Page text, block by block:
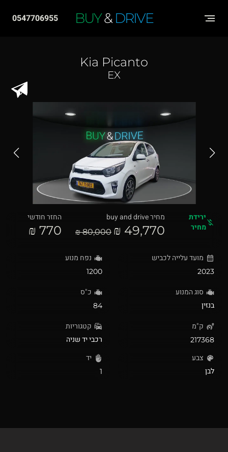
לִנְגִישׁוּת
BUY&DRIVE
0547706955
Kia Picanto
EX
ירידת
מחיר
מחיר buy and drive
49,770 ₪
80,000 ₪
החזר חודשי
770 ₪
מועד עלייה לכביש
2023
נפח מנוע
1200
סוג המנוע
בנזין
כ"ס
84
ק"מ
217368
קטגוריות
רכבי יד שניה
צבע
לבן
יד
1